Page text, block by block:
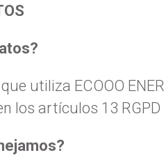
utiliza ECOOO
los artículos 13 RGPD